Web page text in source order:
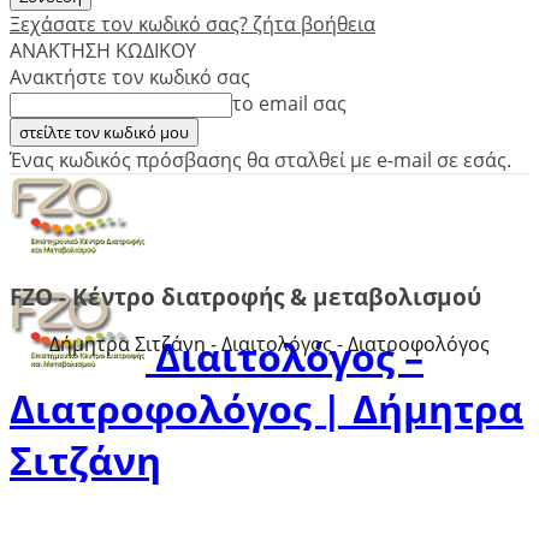
Ξεχάσατε τον κωδικό σας? ζήτα βοήθεια
ΑΝΑΚΤΗΣΗ ΚΩΔΙΚΟΥ
Ανακτήστε τον κωδικό σας
το email σας
Ένας κωδικός πρόσβασης θα σταλθεί με e-mail σε εσάς.
Διαιτολόγος –
Διατροφολόγος | Δήμητρα
Σιτζάνη
FZO - Κέντρο διατροφής & μεταβολισμού
Δήμητρα Σιτζάνη - Διαιτολόγος - Διατροφολόγος